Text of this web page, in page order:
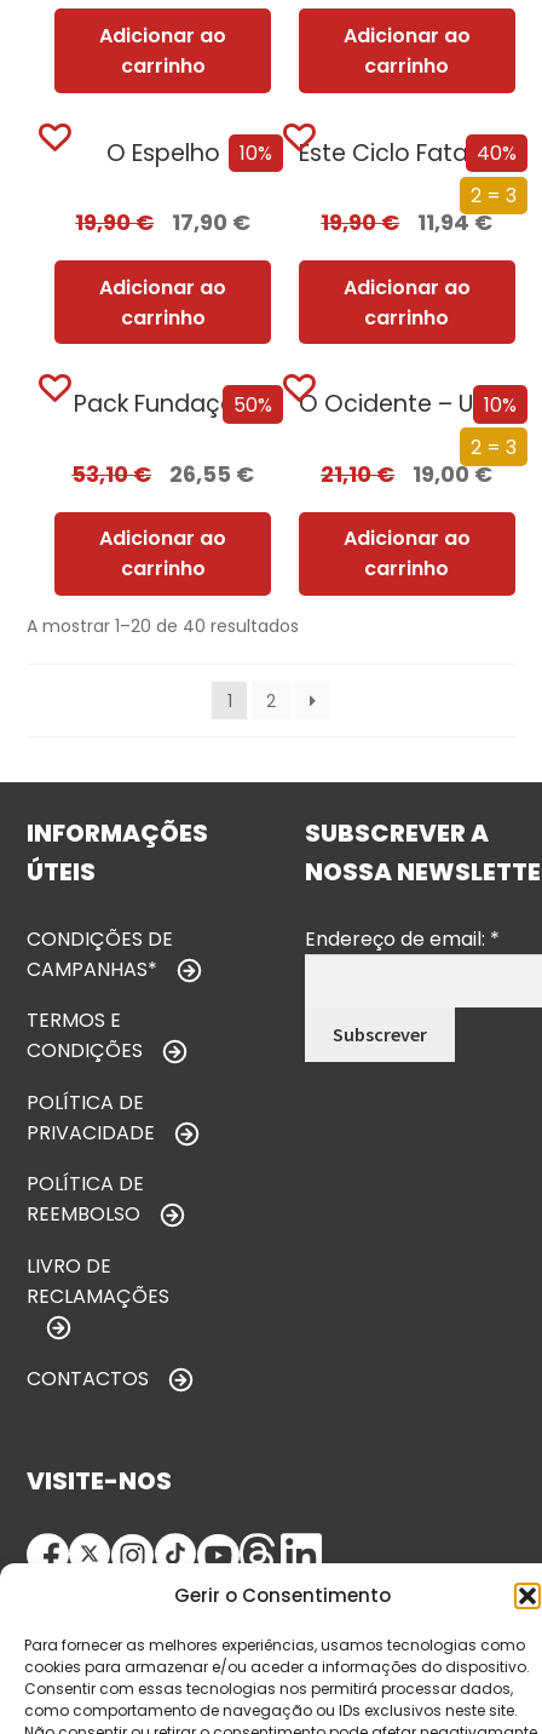
Gerir o Consentimento
Para fornecer as melhores experiências, usamos tecnologias como
cookies para armazenar e/ou aceder a informações do dispositivo.
Consentir com essas tecnologias nos permitirá processar dados,
como comportamento de navegação ou IDs exclusivos neste site.
Adicionar ao
carrinho
Adicionar ao
carrinho
10%
O Espelho
19,90€ 17,90 €
Adicionar ao
carrinho
40%
2 = 3
Este Ciclo Fatal: Uma História da Morte
19,90€ 11,94€
Adicionar ao
carrinho
50%
Pack Fundação
53,10€ 26,55 €
Adicionar ao
carrinho
10%
2 = 3
O Ocidente – Uma Nova História de um Conceito Milenar
21,10€ 19,00€
Adicionar ao
carrinho
A mostrar 1–20 de 40 resultados
1 2
INFORMAÇÕES
ÚTEIS
CONDIÇÕES DE
CAMPANHAS*
TERMOS E
CONDIÇÕES
POLÍTICA DE
PRIVACIDADE
POLÍTICA DE
REEMBOLSO
LIVRO DE
RECLAMAÇÕES
CONTACTOS
SUBSCREVER A
NOSSA
Endereço de email: *
VISITE-NOS
© Copyright 2026 Saída de Emergência. Todos os